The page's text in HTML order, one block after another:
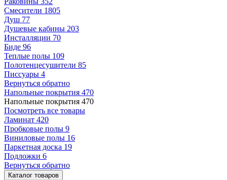
Смесители 1805
Душ 77
Душевые кабины 203
Инсталляции 70
Биде 96
Теплые полы 109
Полотенцесушители 85
Писсуары 4
Вернуться обратно
Напольные покрытия 470
Напольные покрытия 470
Посмотреть все товары
Ламинат 420
Пробковые полы 9
Виниловые полы 16
Паркетная доска 19
Подложки 6
Вернуться обратно
Каталог товаров